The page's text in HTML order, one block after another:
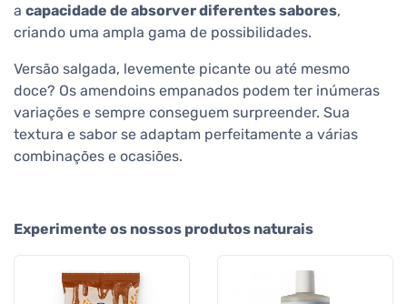
a capacidade de absorver diferentes sabores,
criando uma ampla gama de possibilidades.
Versão salgada, levemente picante ou até mesmo
doce? Os amendoins empanados podem ter inúmeras
variações e sempre conseguem surpreender. Sua
textura e sabor se adaptam perfeitamente a várias
combinações e ocasiões.
Experimente os nossos produtos naturais